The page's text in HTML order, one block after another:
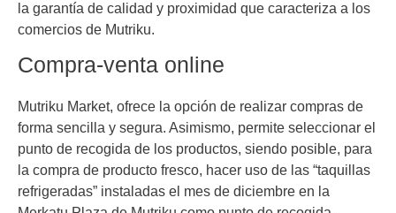
la garantía de calidad y proximidad que caracteriza a los
comercios de Mutriku.
Compra-venta online
Mutriku Market, ofrece la opción de realizar compras de
forma sencilla y segura. Asimismo, permite seleccionar el
punto de recogida de los productos, siendo posible, para
la compra de producto fresco, hacer uso de las “taquillas
refrigeradas” instaladas el mes de diciembre en la